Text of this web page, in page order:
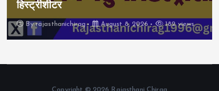
हिस्ट्रीशीटर
Byrajasthanichirag August 8, 2026 182 views